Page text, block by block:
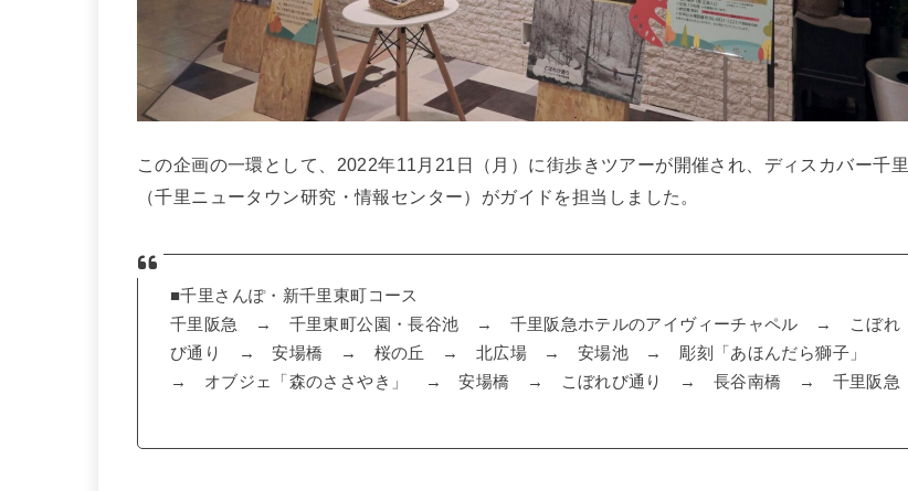
この企画の一環として、2022年11月21日（月）に街歩きツアーが開催され、ディスカバー千里
（千里ニュータウン研究・情報センター）がガイドを担当しました。
■千里さんぽ・新千里東町コース
千里阪急 → 千里東町公園・長谷池 → 千里阪急ホテルのアイヴィーチャペル → こぼれ
び通り → 安場橋 → 桜の丘 → 北広場 → 安場池 → 彫刻「あほんだら獅子」
→ オブジェ「森のささやき」 → 安場橋 → こぼれび通り → 長谷南橋 → 千里阪急